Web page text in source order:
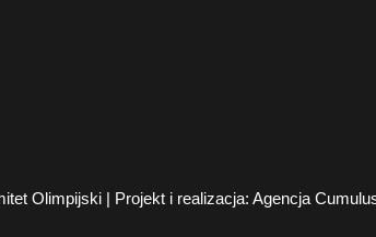
Olimpijski | Projekt i realizacja: Agencja